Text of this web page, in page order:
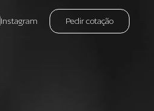
Instagram Pedir cotação